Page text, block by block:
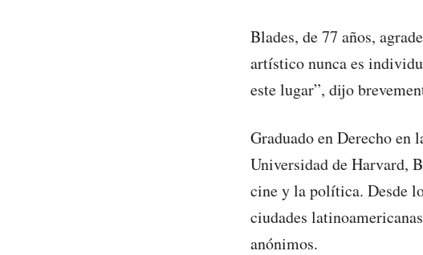
Blades, de 77 años,
artístico nunca es
este lugar”, dijo
Graduado en Derecho en
Universidad de Harvard,
cine y la política. Desde
ciudades
anónimos.